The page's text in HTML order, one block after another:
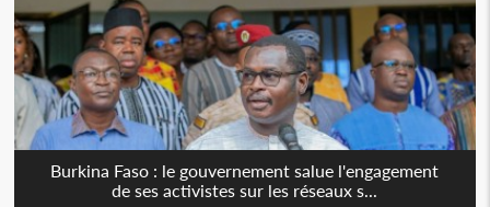
Burkina Faso : le gouvernement salue l'engagement
de ses activistes sur les réseaux s...